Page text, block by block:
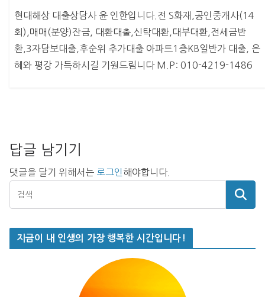
현대해상 대출상담사 윤 인한입니다.전 S화재,공인중개사(14
회),매매(분양)잔금, 대환대출,신탁대환,대부대환,전세금반
환,3자담보대출,후순위 추가대출 아파트1층KB일반가 대출, 은
혜와 평강 가득하시길 기원드림니다 M.P: 010-4219-1486
답글 남기기
댓글을 달기 위해서는 로그인 해야합니다.
지금이 내 인생의 가장 행복한 시간입니다!